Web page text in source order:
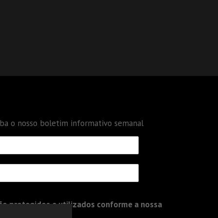
o nosso boletim informativo semanal
protegidos e utilizados conforme a nossa